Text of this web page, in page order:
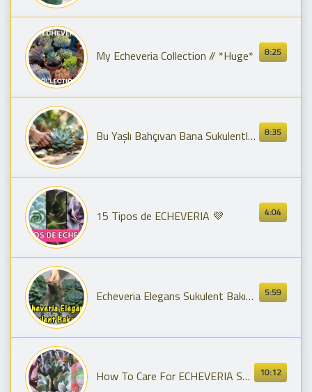
8:25
My Echeveria Collection // *Huge*
8:35
Bu Yaşlı Bahçıvan Bana Sukulentlerin Kolayca Nasıl Yayılacağını Öğretti! 🌱
4:04
15 Tipos de ECHEVERIA 💜
5:59
Echeveria Elegans Sukulent Bakımı (Echeveria Elegans Care)
10:12
How To Care For ECHEVERIA Succulents